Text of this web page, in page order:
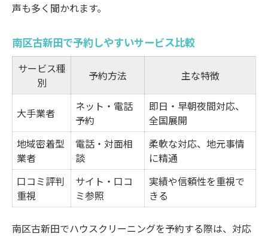
声も多く聞かれます。
南区古新田で予約しやすいサービス比較
サービス種
別
予約方法 主な特徴
大手業者
ネット・電話
予約
即日・早朝夜間対応、
全国展開
地域密着型
業者
電話・対面相
談
柔軟な対応、地元事情
に精通
口コミ評判
重視
サイト・口コ
ミ参照
実績や信頼性を重視で
きる
南区古新田でハウスクリーニングを予約する際は、対応